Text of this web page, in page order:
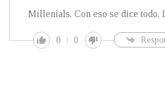
Millenials. Con eso se dice todo.
0 0